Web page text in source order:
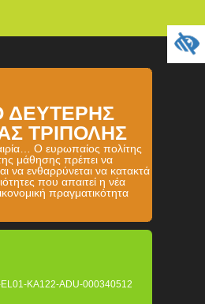
ΔΕΥΤΕΡΗΣ
ΤΡΙΠΟΛΗΣ
Ο ευρωπαίος πολίτης
μάθησης πρέπει να
να ενθαρρύνεται να κατακτά
που απαιτεί η νέα
πραγματικότητα
KA122-ADU-000340512